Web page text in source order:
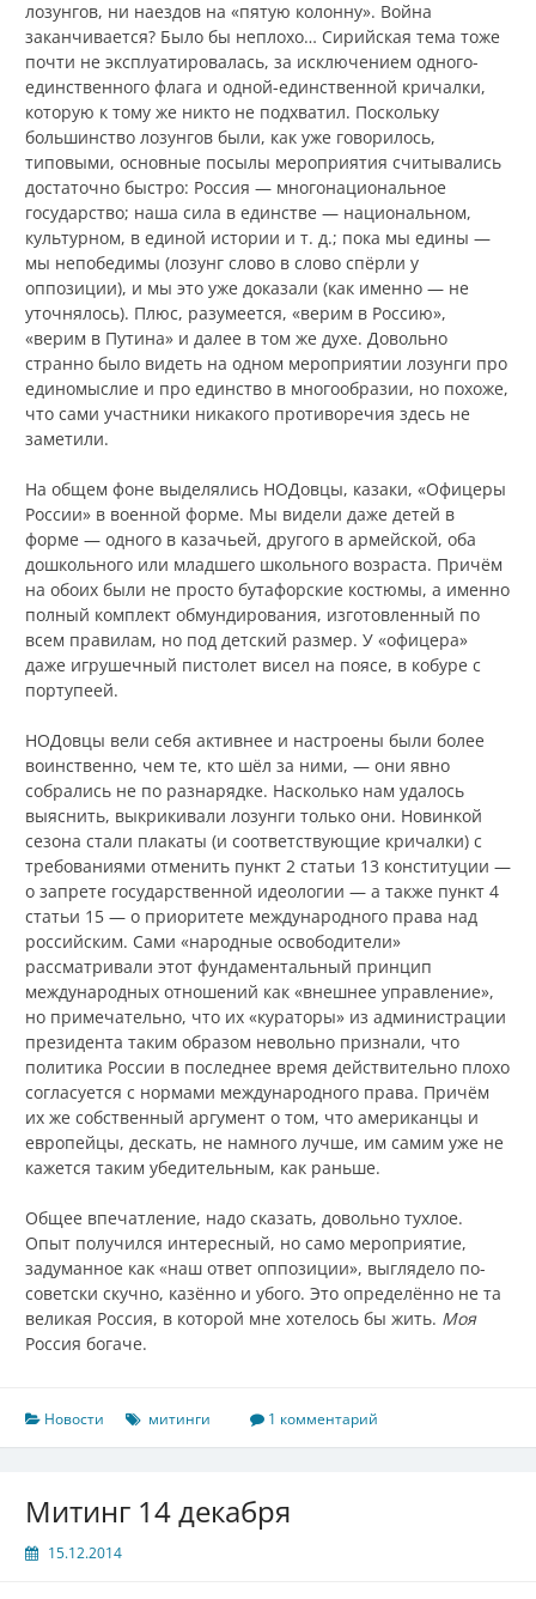
лозунгов, ни наездов на «пятую колонну». Война
заканчивается? Было бы неплохо… Сирийская тема тоже
почти не эксплуатировалась, за исключением одного-
единственного флага и одной-единственной кричалки,
которую к тому же никто не подхватил. Поскольку
большинство лозунгов были, как уже говорилось,
типовыми, основные посылы мероприятия считывались
достаточно быстро: Россия — многонациональное
государство; наша сила в единстве — национальном,
культурном, в единой истории и т. д.; пока мы едины —
мы непобедимы (лозунг слово в слово спёрли у
оппозиции), и мы это уже доказали (как именно — не
уточнялось). Плюс, разумеется, «верим в Россию»,
«верим в Путина» и далее в том же духе. Довольно
странно было видеть на одном мероприятии лозунги про
единомыслие и про единство в многообразии, но похоже,
что сами участники никакого противоречия здесь не
заметили.
На общем фоне выделялись НОДовцы, казаки, «Офицеры
России» в военной форме. Мы видели даже детей в
форме — одного в казачьей, другого в армейской, оба
дошкольного или младшего школьного возраста. Причём
на обоих были не просто бутафорские костюмы, а именно
полный комплект обмундирования, изготовленный по
всем правилам, но под детский размер. У «офицера»
даже игрушечный пистолет висел на поясе, в кобуре с
портупеей.
НОДовцы вели себя активнее и настроены были более
воинственно, чем те, кто шёл за ними, — они явно
собрались не по разнарядке. Насколько нам удалось
выяснить, выкрикивали лозунги только они. Новинкой
сезона стали плакаты (и соответствующие кричалки) с
требованиями отменить пункт 2 статьи 13 конституции —
о запрете государственной идеологии — а также пункт 4
статьи 15 — о приоритете международного права над
российским. Сами «народные освободители»
рассматривали этот фундаментальный принцип
международных отношений как «внешнее управление»,
но примечательно, что их «кураторы» из администрации
президента таким образом невольно признали, что
политика России в последнее время действительно плохо
согласуется с нормами международного права. Причём
их же собственный аргумент о том, что американцы и
европейцы, дескать, не намного лучше, им самим уже не
кажется таким убедительным, как раньше.
Общее впечатление, надо сказать, довольно тухлое.
Опыт получился интересный, но само мероприятие,
задуманное как «наш ответ оппозиции», выглядело по-
советски скучно, казённо и убого. Это определённо не та
великая Россия, в которой мне хотелось бы жить. Моя
Россия богаче.
Новости митинги 1 комментарий
Митинг 14 декабря
15.12.2014